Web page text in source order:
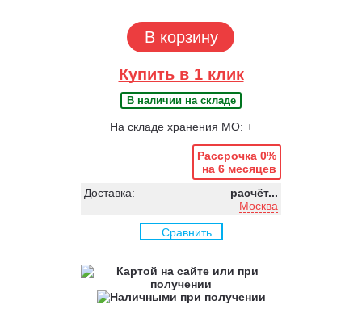
В корзину
Купить в 1 клик
В наличии на складе
На складе хранения МО: +
Рассрочка 0%
на 6 месяцев
Доставка:
расчёт...
Москва
Сравнить